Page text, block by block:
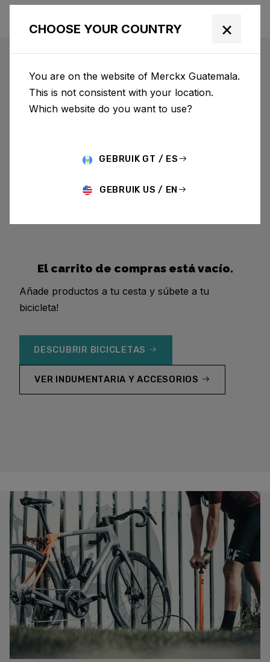
El carrito de compras está vacío.
Añade productos a tu cesta y súbete a tu
bicicleta!
DESCUBRIR BICICLETAS
VER INDUMENTARIA Y ACCESORIOS
CHOOSE YOUR COUNTRY ×
You are on the website of Merckx Guatemala.
This is not consistent with your location.
Which website do you want to use?
GEBRUIK GT / ES
GEBRUIK US / EN